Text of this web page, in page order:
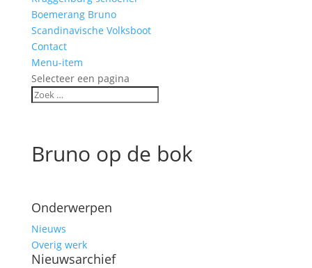
Boemerang Bruno
Scandinavische Volksboot
Contact
Menu-item
Selecteer een pagina
Bruno op de bok
Onderwerpen
Nieuws
Overig werk
Nieuwsarchief